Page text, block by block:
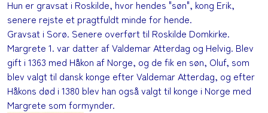
Hun er gravsat i Roskilde, hvor hendes "søn", kong Erik,
senere rejste et pragtfuldt minde for hende.
Gravsat i Sorø. Senere overført til Roskilde Domkirke.
Margrete 1. var datter af Valdemar Atterdag og Helvig. Blev
gift i 1363 med Håkon af Norge, og de fik en søn, Oluf, som
blev valgt til dansk konge efter Valdemar Atterdag, og efter
Håkons død i 1380 blev han også valgt til konge i Norge med
Margrete som formynder.